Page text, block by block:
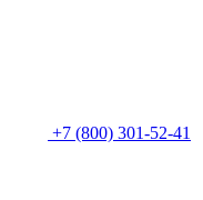
+7 (800) 301-52-41